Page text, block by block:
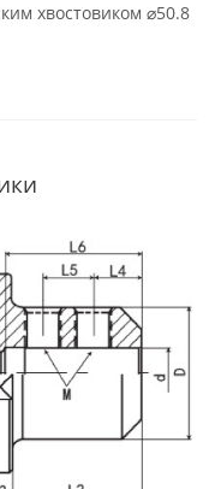
хвостовиком ⌀50.8